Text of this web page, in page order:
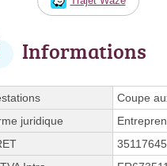
Informations
Coupe
juridique